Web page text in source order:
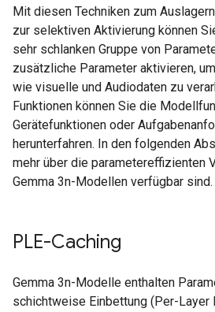
Mit diesen Techniken zum
zur selektiven Aktivierung können
sehr schlanken Gruppe von
zusätzliche Parameter aktivieren,
wie visuelle und Audiodaten zu
Funktionen können Sie die
Gerätefunktionen oder
herunterfahren. In den folgenden
mehr über die parametereffizienten
Gemma 3n-Modellen verfügbar sind.
PLE-Caching
Gemma 3n-Modelle enthalten
schichtweise Einbettung (Per-Layer